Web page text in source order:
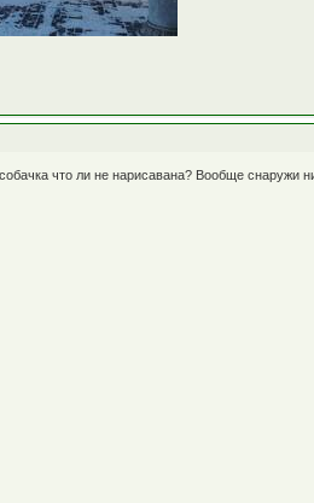
что ли не нарисавана? Вообще снаружи